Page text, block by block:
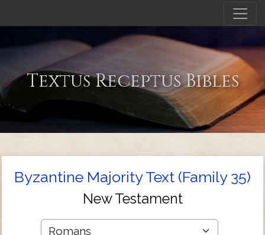
Textus Receptus Bibles
Byzantine Majority Text (Family 35)
New Testament